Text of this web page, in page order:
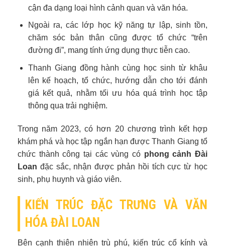
cận đa dạng loại hình cảnh quan và văn hóa.
Ngoài ra, các lớp học kỹ năng tự lập, sinh tồn,
chăm sóc bản thân cũng được tổ chức “trên
đường đi”, mang tính ứng dụng thực tiễn cao.
Thanh Giang đồng hành cùng học sinh từ khâu
lên kế hoạch, tổ chức, hướng dẫn cho tới đánh
giá kết quả, nhằm tối ưu hóa quá trình học tập
thông qua trải nghiệm.
Trong năm 2023, có hơn 20 chương trình kết hợp
khám phá và học tập ngắn hạn được Thanh Giang tổ
chức thành công tại các vùng có phong cảnh Đài
Loan đặc sắc, nhận được phản hồi tích cực từ học
sinh, phụ huynh và giáo viên.
KIẾN TRÚC ĐẶC TRƯNG VÀ VĂN
HÓA ĐÀI LOAN
Bên cạnh thiên nhiên trù phú, kiến trúc cổ kính và